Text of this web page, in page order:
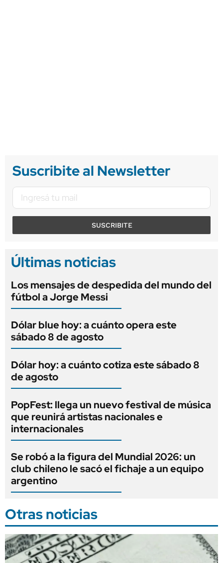
Suscribite al Newsletter
SUSCRIBITE
Últimas noticias
Los mensajes de despedida del mundo del
fútbol a Jorge Messi
Dólar blue hoy: a cuánto opera este
sábado 8 de agosto
Dólar hoy: a cuánto cotiza este sábado 8
de agosto
PopFest: llega un nuevo festival de música
que reunirá artistas nacionales e
internacionales
Se robó a la figura del Mundial 2026: un
club chileno le sacó el fichaje a un equipo
argentino
Otras noticias